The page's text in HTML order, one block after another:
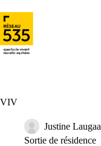
VIV
Justine Laugaa
Sortie de résidence